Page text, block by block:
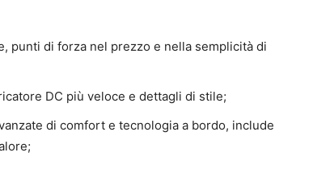
punti di forza nel prezzo e nella semplicità di
DC più veloce e dettagli di stile;
di comfort e tecnologia a bordo, include